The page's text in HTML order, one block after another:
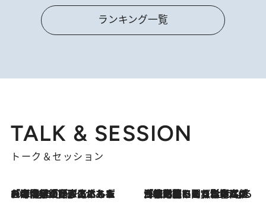
ランキング一覧
TALK & SESSION
トーク＆セッション
2026.8.3
「今後値上げがあるとすれば…」「リスクがあるのは今年の冬」エネルギー専門家が語る、ホルムズ海峡封鎖が家庭にもたらす“ある心配” 2026.8.3
「住宅建てられない…」「サーチャージ料の高値が続いている」ホルムズ海峡封鎖による影響はいつまで続く？《エネルギー専門家に聞く“どうなる日本の暮らし”》